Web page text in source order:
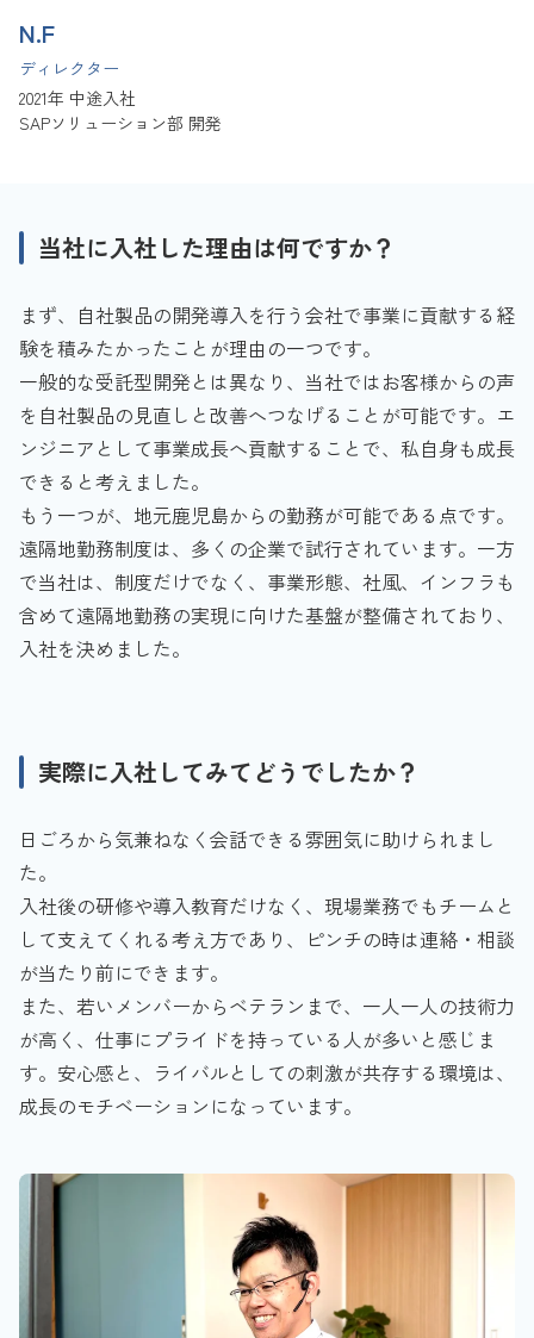
N.F
ディレクター
2021年 中途入社
SAPソリューション部 開発
当社に入社した理由は何ですか？
まず、自社製品の開発導入を行う会社で事業に貢献する経
験を積みたかったことが理由の一つです。
一般的な受託型開発とは異なり、当社ではお客様からの声
を自社製品の見直しと改善へつなげることが可能です。エ
ンジニアとして事業成長へ貢献することで、私自身も成長
できると考えました。
もう一つが、地元鹿児島からの勤務が可能である点です。
遠隔地勤務制度は、多くの企業で試行されています。一方
で当社は、制度だけでなく、事業形態、社風、インフラも
含めて遠隔地勤務の実現に向けた基盤が整備されており、
入社を決めました。
実際に入社してみてどうでしたか？
日ごろから気兼ねなく会話できる雰囲気に助けられまし
た。
入社後の研修や導入教育だけなく、現場業務でもチームと
して支えてくれる考え方であり、ピンチの時は連絡・相談
が当たり前にできます。
また、若いメンバーからベテランまで、一人一人の技術力
が高く、仕事にプライドを持っている人が多いと感じま
す。安心感と、ライバルとしての刺激が共存する環境は、
成長のモチベーションになっています。